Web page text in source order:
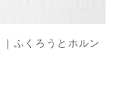
ふくろうとホルン